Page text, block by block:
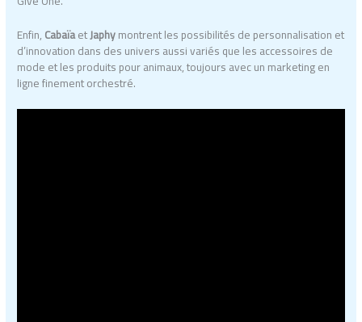
Enfin,CabaïaetJaphymontrent les possibilités de personnalisation et
d’innovation dans des univers aussi variés que les accessoires de
mode et les produits pour animaux, toujours avec un marketing en
ligne finement orchestré.